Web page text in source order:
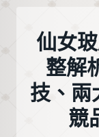
仙女
整解
技、兩
競